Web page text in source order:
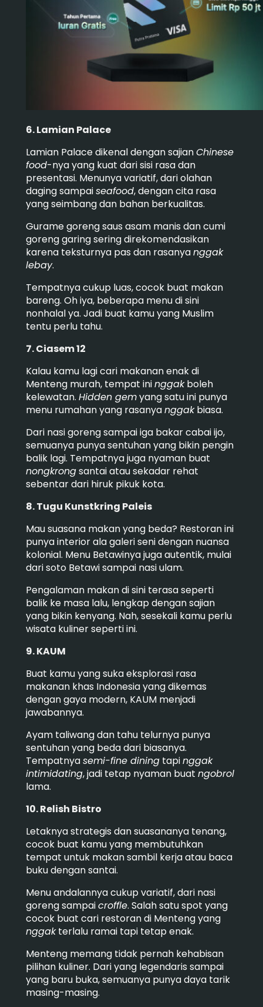
6. Lamian Palace
Lamian Palace dikenal dengan sajianChinese
food-nya yang kuat dari sisi rasa dan
presentasi. Menunya variatif, dari olahan
daging sampaiseafood, dengan cita rasa
yang seimbang dan bahan berkualitas.
Gurame goreng saus asam manis dan cumi
goreng garing sering direkomendasikan
karena teksturnya pas dan rasanyanggak
lebay.
Tempatnya cukup luas, cocok buat makan
bareng. Oh iya, beberapa menu di sini
nonhalal ya. Jadi buat kamu yang Muslim
tentu perlu tahu.
7. Ciasem 12
Kalau kamu lagi cari makanan enak di
Menteng murah, tempat ininggakboleh
kelewatan. Hidden gemyang satu ini punya
menu rumahan yang rasanyanggakbiasa.
Dari nasi goreng sampai iga bakar cabai ijo,
semuanya punya sentuhan yang bikin pengin
balik lagi. Tempatnya juga nyaman buat
nongkrongsantai atau sekadar rehat
sebentar dari hiruk pikuk kota.
8. Tugu Kunstkring Paleis
Mau suasana makan yang beda? Restoran ini
punya interior ala galeri seni dengan nuansa
kolonial. Menu Betawinya juga autentik, mulai
dari soto Betawi sampai nasi ulam.
Pengalaman makan di sini terasa seperti
balik ke masa lalu, lengkap dengan sajian
yang bikin kenyang. Nah, sesekali kamu perlu
wisata kuliner seperti ini.
9. KAUM
Buat kamu yang suka eksplorasi rasa
makanan khas Indonesia yang dikemas
dengan gaya modern, KAUM menjadi
jawabannya.
Ayam taliwang dan tahu telurnya punya
sentuhan yang beda dari biasanya.
Tempatnyasemi-fine diningtapinggak
intimidating, jadi tetap nyaman buat ngobrol
lama.
10. Relish Bistro
Letaknya strategis dan suasananya tenang,
cocok buat kamu yang membutuhkan
tempat untuk makan sambil kerja atau baca
buku dengan santai.
Menu andalannya cukup variatif, dari nasi
goreng sampaicroffle. Salah satu spot yang
cocok buat cari restoran di Menteng yang
nggakterlalu ramai tapi tetap enak.
Menteng memang tidak pernah kehabisan
pilihan kuliner. Dari yang legendaris sampai
yang baru buka, semuanya punya daya tarik
masing-masing.